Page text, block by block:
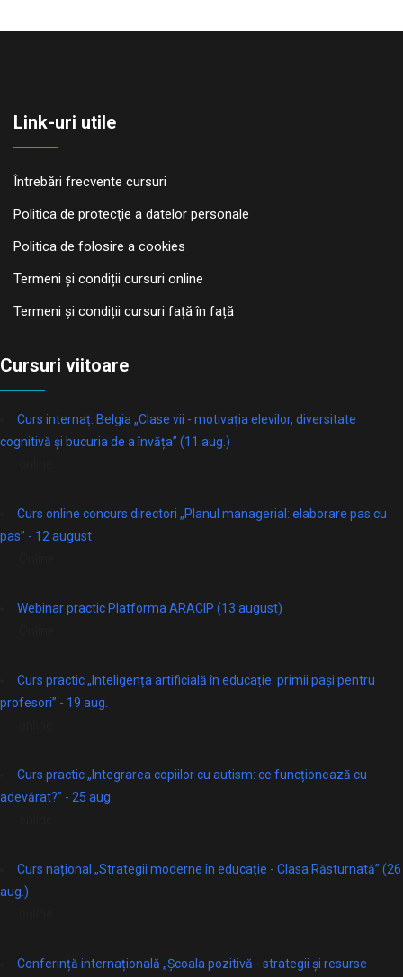
Link-uri utile
Întrebări frecvente cursuri
Politica de protecţie a datelor personale
Politica de folosire a cookies
Termeni și condiții cursuri online
Termeni și condiții cursuri față în față
Cursuri viitoare
Curs internaț. Belgia „Clase vii - motivația elevilor, diversitate
cognitivă și bucuria de a învăța” (11 aug.)
Curs online concurs directori „Planul managerial: elaborare pas cu
pas” - 12 august
Webinar practic Platforma ARACIP (13 august)
Curs practic „Inteligența artificială în educație: primii pași pentru
profesori” - 19 aug.
Curs practic „Integrarea copiilor cu autism: ce funcționează cu
adevărat?” - 25 aug.
Curs național „Strategii moderne în educație - Clasa Răsturnată” (26
aug.)
Conferință internațională „Școala pozitivă - strategii și resurse